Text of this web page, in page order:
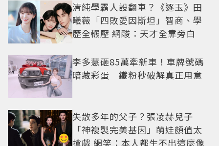
清純學霸人設翻車？《逐玉》田
曦薇「四敗愛因斯坦」智商、學
歷全輾壓 網酸：天才全靠旁白
李多慧砸85萬牽新車！車牌號碼
暗藏彩蛋 鐵粉秒破解真正用意
失散多年的父子？張凌赫兒子
「神複製完美基因」萌娃顏值太
搶戲 網笑：本人都生不出這麼像